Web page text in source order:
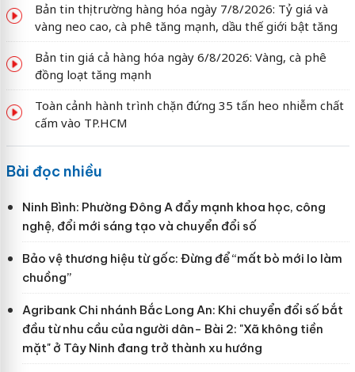
Bản tin thị trường hàng hóa ngày 7/8/2026: Tỷ giá và
vàng neo cao, cà phê tăng mạnh, dầu thế giới bật tăng
Bản tin giá cả hàng hóa ngày 6/8/2026: Vàng, cà phê
đồng loạt tăng mạnh
Toàn cảnh hành trình chặn đứng 35 tấn heo nhiễm chất
cấm vào TP.HCM
Bài đọc nhiều
Ninh Bình: Phường Đông A đẩy mạnh khoa học, công
nghệ, đổi mới sáng tạo và chuyển đổi số
Bảo vệ thương hiệu từ gốc: Đừng để “mất bò mới lo làm
chuồng”
Agribank Chi nhánh Bắc Long An: Khi chuyển đổi số bắt
đầu từ nhu cầu của người dân- Bài 2: "Xã không tiền
mặt" ở Tây Ninh đang trở thành xu hướng